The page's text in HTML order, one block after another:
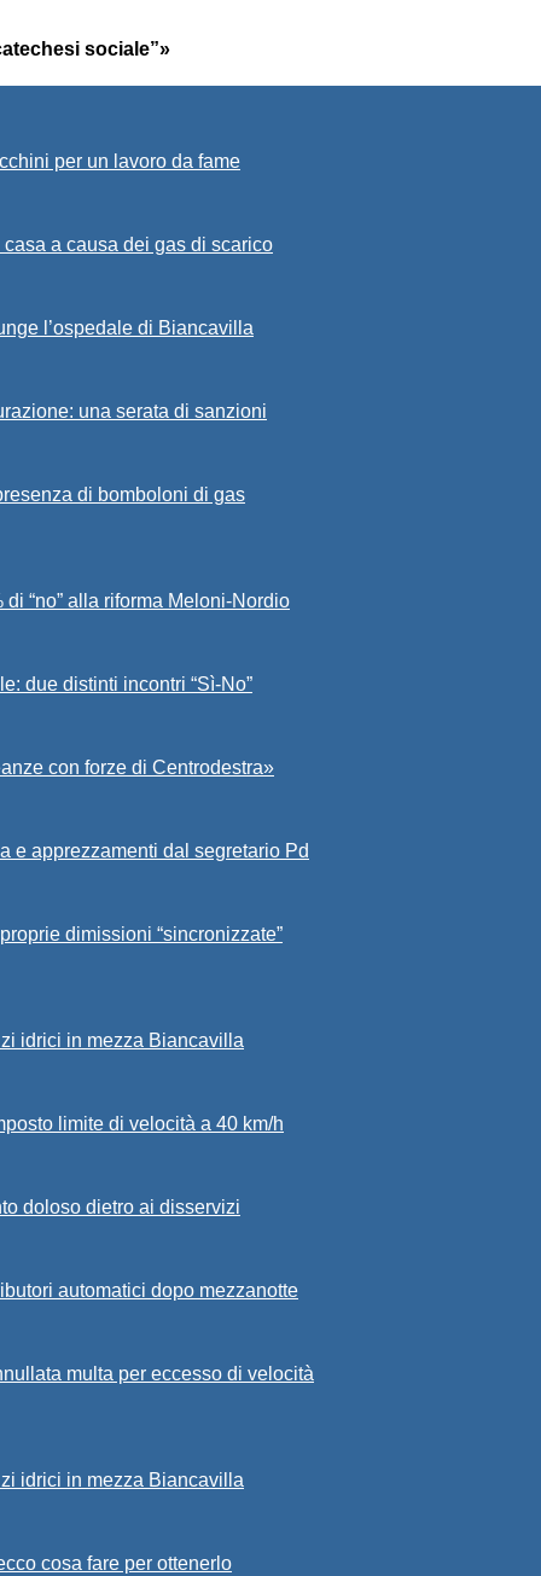
sociale”»
per un lavoro da fame
a causa dei gas di scarico
l’ospedale di Biancavilla
una serata di sanzioni
di bomboloni di gas
“no” alla riforma Meloni-Nordio
due distinti incontri “Sì-No”
con forze di Centrodestra»
e apprezzamenti dal segretario Pd
dimissioni “sincronizzate”
idrici in mezza Biancavilla
limite di velocità a 40 km/h
doloso dietro ai disservizi
automatici dopo mezzanotte
multa per eccesso di velocità
idrici in mezza Biancavilla
cosa fare per ottenerlo